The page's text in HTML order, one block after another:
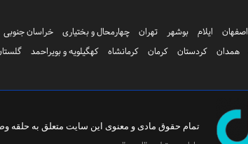
اصفهان ایلام بوشهر تهران چهارمحال و بختیاری خراسان جنوبی
همدان کردستان کرمان کرمانشاه کهگیلویه و بویراحمد
تمام حقوق مادی و معنوی این سایت متعلق به حلقه